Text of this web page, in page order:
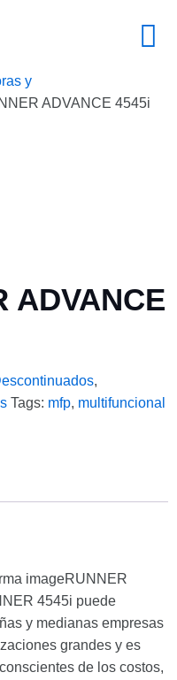
y
ADVANCE 4545i
ADVANCE
,
Tags: mfp, multifuncional
imageRUNNER
4545i puede
y medianas empresas
grandes y es
de los costos,